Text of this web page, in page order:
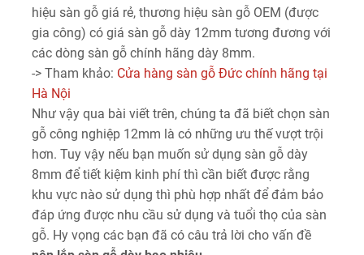
hiệu sàn gỗ giá rẻ, thương hiệu sàn gỗ OEM (được
gia công) có giá sàn gỗ dày 12mm tương đương với
các dòng sàn gỗ chính hãng dày 8mm.
-> Tham khảo: Cửa hàng sàn gỗ Đức chính hãng tại
Hà Nội
Như vậy qua bài viết trên, chúng ta đã biết chọn sàn
gỗ công nghiệp 12mm là có những ưu thế vượt trội
hơn. Tuy vậy nếu bạn muốn sử dụng sàn gỗ dày
8mm để tiết kiệm kinh phí thì cần biết được rằng
khu vực nào sử dụng thì phù hợp nhất để đảm bảo
đáp ứng được nhu cầu sử dụng và tuổi thọ của sàn
gỗ. Hy vọng các bạn đã có câu trả lời cho vấn đề